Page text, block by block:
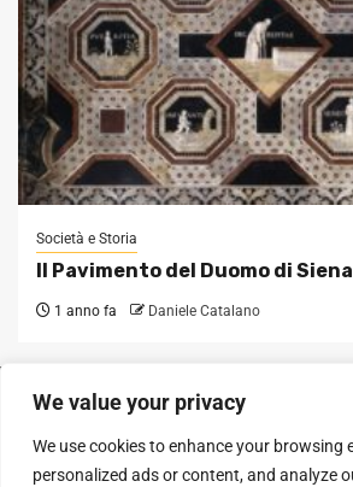
We value your privacy
We use cookies to enhance your browsing
personalized ads or content, and analyze
Società e Storia
Il Pavimento del Duomo di Siena
1 anno fa Daniele Catalano
SEGUICI SUI SOCIAL
Facebook
Instagram
YouTube